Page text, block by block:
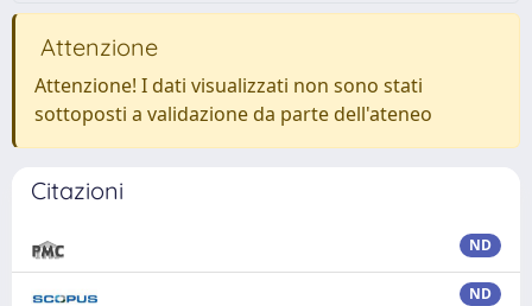
Attenzione
Attenzione! I dati visualizzati non sono stati
sottoposti a validazione da parte dell'ateneo
Citazioni
ND
ND